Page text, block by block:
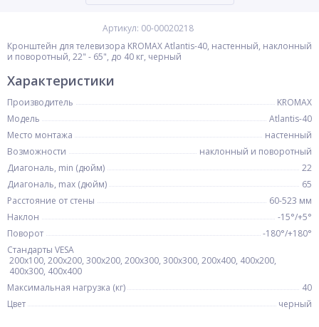
Артикул: 00-00020218
Кронштейн для телевизора KROMAX Atlantis-40, настенный, наклонный
и поворотный, 22" - 65", до 40 кг, черный
Характеристики
Производитель
KROMAX
Модель
Atlantis-40
Место монтажа
настенный
Возможности
наклонный и поворотный
Диагональ, min (дюйм)
22
Диагональ, max (дюйм)
65
Расстояние от стены
60-523 мм
Наклон
-15°/+5°
Поворот
-180°/+180°
Стандарты VESA
200x100, 200x200, 300x200, 200x300, 300x300, 200x400, 400x200,
400x300, 400x400
Максимальная нагрузка (кг)
40
Цвет
черный